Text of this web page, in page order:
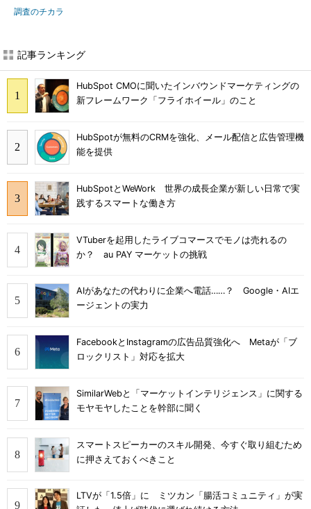
調査のチカラ
記事ランキング
HubSpot CMOに聞いたインバウンドマーケティングの
新フレームワーク「フライホイール」のこと
HubSpotが無料のCRMを強化、メール配信と広告管理機
能を提供
HubSpotとWeWork 世界の成長企業が新しい日常で実
践するスマートな働き方
VTuberを起用したライブコマースでモノは売れるの
か？ au PAY マーケットの挑戦
AIがあなたの代わりに企業へ電話……？ Google・AIエ
ージェントの実力
FacebookとInstagramの広告品質強化へ Metaが「ブ
ロックリスト」対応を拡大
SimilarWebと「マーケットインテリジェンス」に関する
モヤモヤしたことを幹部に聞く
スマートスピーカーのスキル開発、今すぐ取り組むため
に押さえておくべきこと
LTVが「1.5倍」に ミツカン「腸活コミュニティ」が実